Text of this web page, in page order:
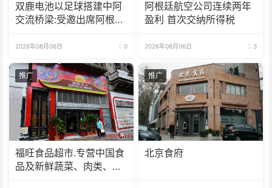
双鹿电池以足球搭建中阿
交流桥梁:受邀出席阿根廷
2026年08月06日 0
阿根廷航空公司连续两年
盈利 首次交纳所得税
2026年08月06日 3
推广
福旺食品超市.专营中国食
品及新鲜蔬菜、肉类、
推广
北京食府